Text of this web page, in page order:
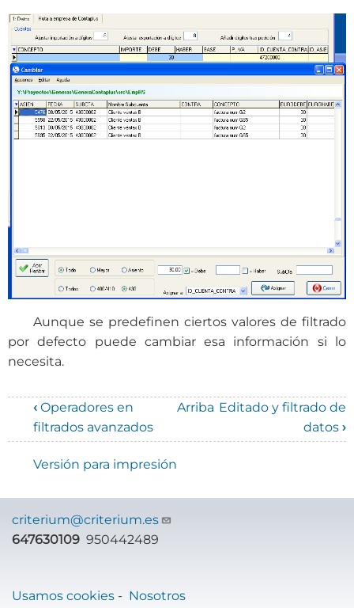
Aunque se predefinen ciertos valores de filtrado
por defecto puede cambiar esa información si lo
necesita.
Enlaces
para
de
‹ Operadores en
filtrados avanzados
Arriba Editado y filtrado de
datos ›
Versión para impresión
criterium@criterium.es
647630109 950442489
Usamos cookies - Nosotros